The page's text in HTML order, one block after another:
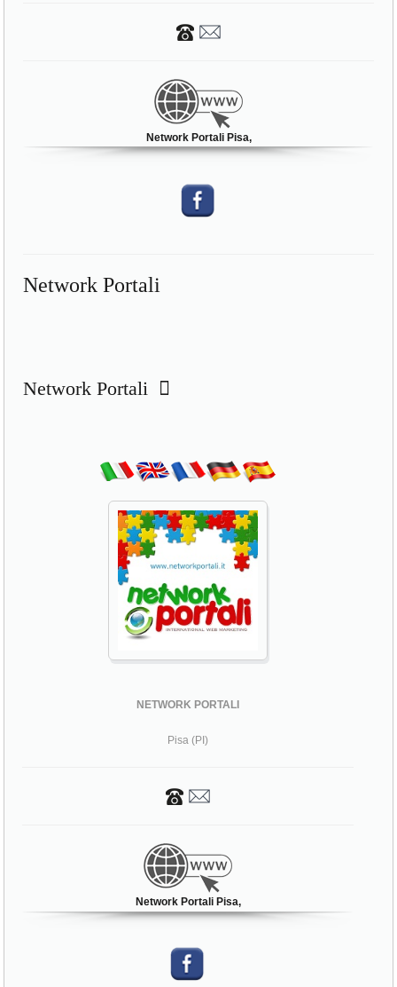
Network Portali Pisa,
Network Portali
Network Portali
NETWORK PORTALI
Pisa (PI)
Network Portali Pisa,